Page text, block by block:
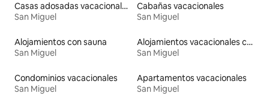
Casas adosadas vacacionales
San Miguel
Cabañas vacacionales
San Miguel
Alojamientos con sauna
San Miguel
Alojamientos vacacionales con piscina
San Miguel
Condominios vacacionales
San Miguel
Apartamentos vacacionales
San Miguel